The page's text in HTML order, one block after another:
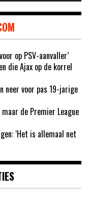
op PSV-aanvaller’
die Ajax op de korrel
neer voor pas 19-jarige
maar de Premier League
‘Het is allemaal net